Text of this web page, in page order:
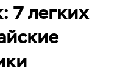
7 легких